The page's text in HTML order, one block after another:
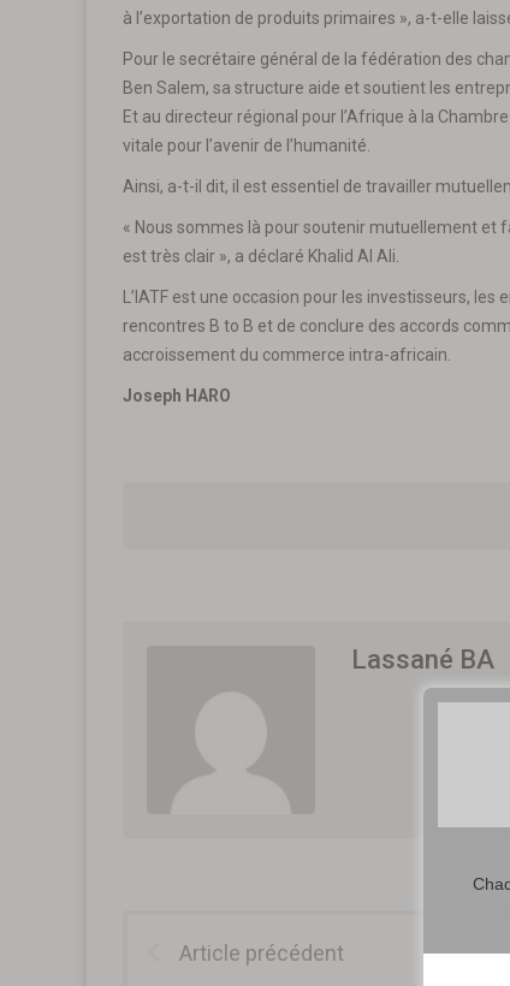
à l’exportation de produits primaires », a-t-elle
Pour le secrétaire général de la fédération des
Ben Salem, sa structure aide et soutient les
Et au directeur régional pour l’Afrique à la
vitale pour l’avenir de l’humanité.
Ainsi, a-t-il dit, il est essentiel de travailler
« Nous sommes là pour soutenir mutuellement et
est très clair », a déclaré Khalid Al Ali.
L’IATF est une occasion pour les investisseurs,
rencontres B to B et de conclure des accords
accroissement du commerce intra-africain.
Joseph HARO
Lassané BA
Article précédent